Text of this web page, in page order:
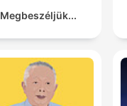
Megbeszéljük...